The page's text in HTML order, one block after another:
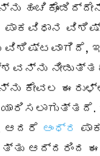
ವಿಶಿಷ್ಟವಾಗಿದೆ,
ಕೇವಲ
ಆದರೆ ಆಂಧ್ರ
ಆದ್ದರಿಂದ ಈ